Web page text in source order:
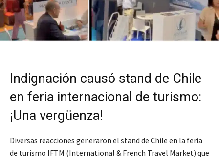
Indignación causó stand de Chile
en feria internacional de turismo:
¡Una vergüenza!
Diversas reacciones generaron el stand de Chile en la feria
de turismo IFTM (International & French Travel Market) que